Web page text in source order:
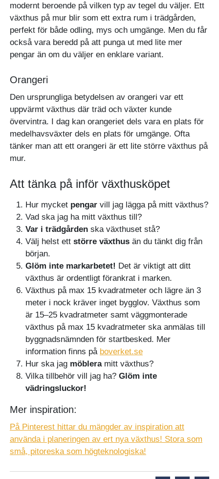
modernt beroende på vilken typ av tegel du väljer. Ett
växthus på mur blir som ett extra rum i trädgården,
perfekt för både odling, mys och umgänge. Men du får
också vara beredd på att punga ut med lite mer
pengar än om du väljer en enklare variant.
Orangeri
Den ursprungliga betydelsen av orangeri var ett
uppvärmt växthus där träd och växter kunde
övervintra. I dag kan orangeriet dels vara en plats för
medelhavsväxter dels en plats för umgänge. Ofta
tänker man att ett orangeri är ett lite större växthus på
mur.
Att tänka på inför växthusköpet
Hur mycket pengar vill jag lägga på mitt växthus?
Vad ska jag ha mitt växthus till?
Var i trädgården ska växthuset stå?
Välj helst ett större växthus än du tänkt dig från
början.
Glöm inte markarbetet! Det är viktigt att ditt
växthus är ordentligt förankrat i marken.
Växthus på max 15 kvadratmeter och lägre än 3
meter i nock kräver inget bygglov. Växthus som
är 15–25 kvadratmeter samt väggmonterade
växthus på max 15 kvadratmeter ska anmälas till
byggnadsnämnden för startbesked. Mer
information finns på boverket.se
Hur ska jag möbleramitt växthus?
Vilka tillbehör vill jag ha? Glöm inte
vädringsluckor!
Mer inspiration:
På Pinterest hittar du mängder av inspiration att
använda i planeringen av ert nya växthus! Stora som
små, pitoreska som högteknologiska!